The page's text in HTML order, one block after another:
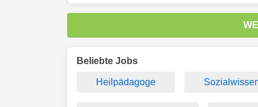
Beliebte Jobs
Heilpädagoge